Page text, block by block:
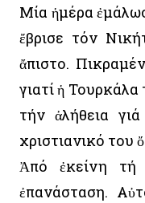
Μία ἡμέρα
ἔβρισε τόν
ἄπιστο.
γιατί ἡ Τουρκάλα
τήν ἀλήθεια
χριστιανικό του
Ἀπό ἐκείνη τή
ἐπανάσταση.